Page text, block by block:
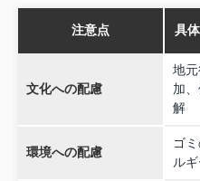
注意点 具
文化への配慮
地
加
解
環境への配慮
ゴ
ル